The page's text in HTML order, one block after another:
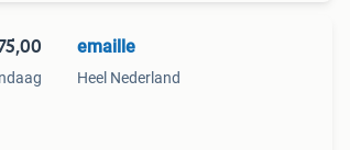
emaille
Heel Nederland